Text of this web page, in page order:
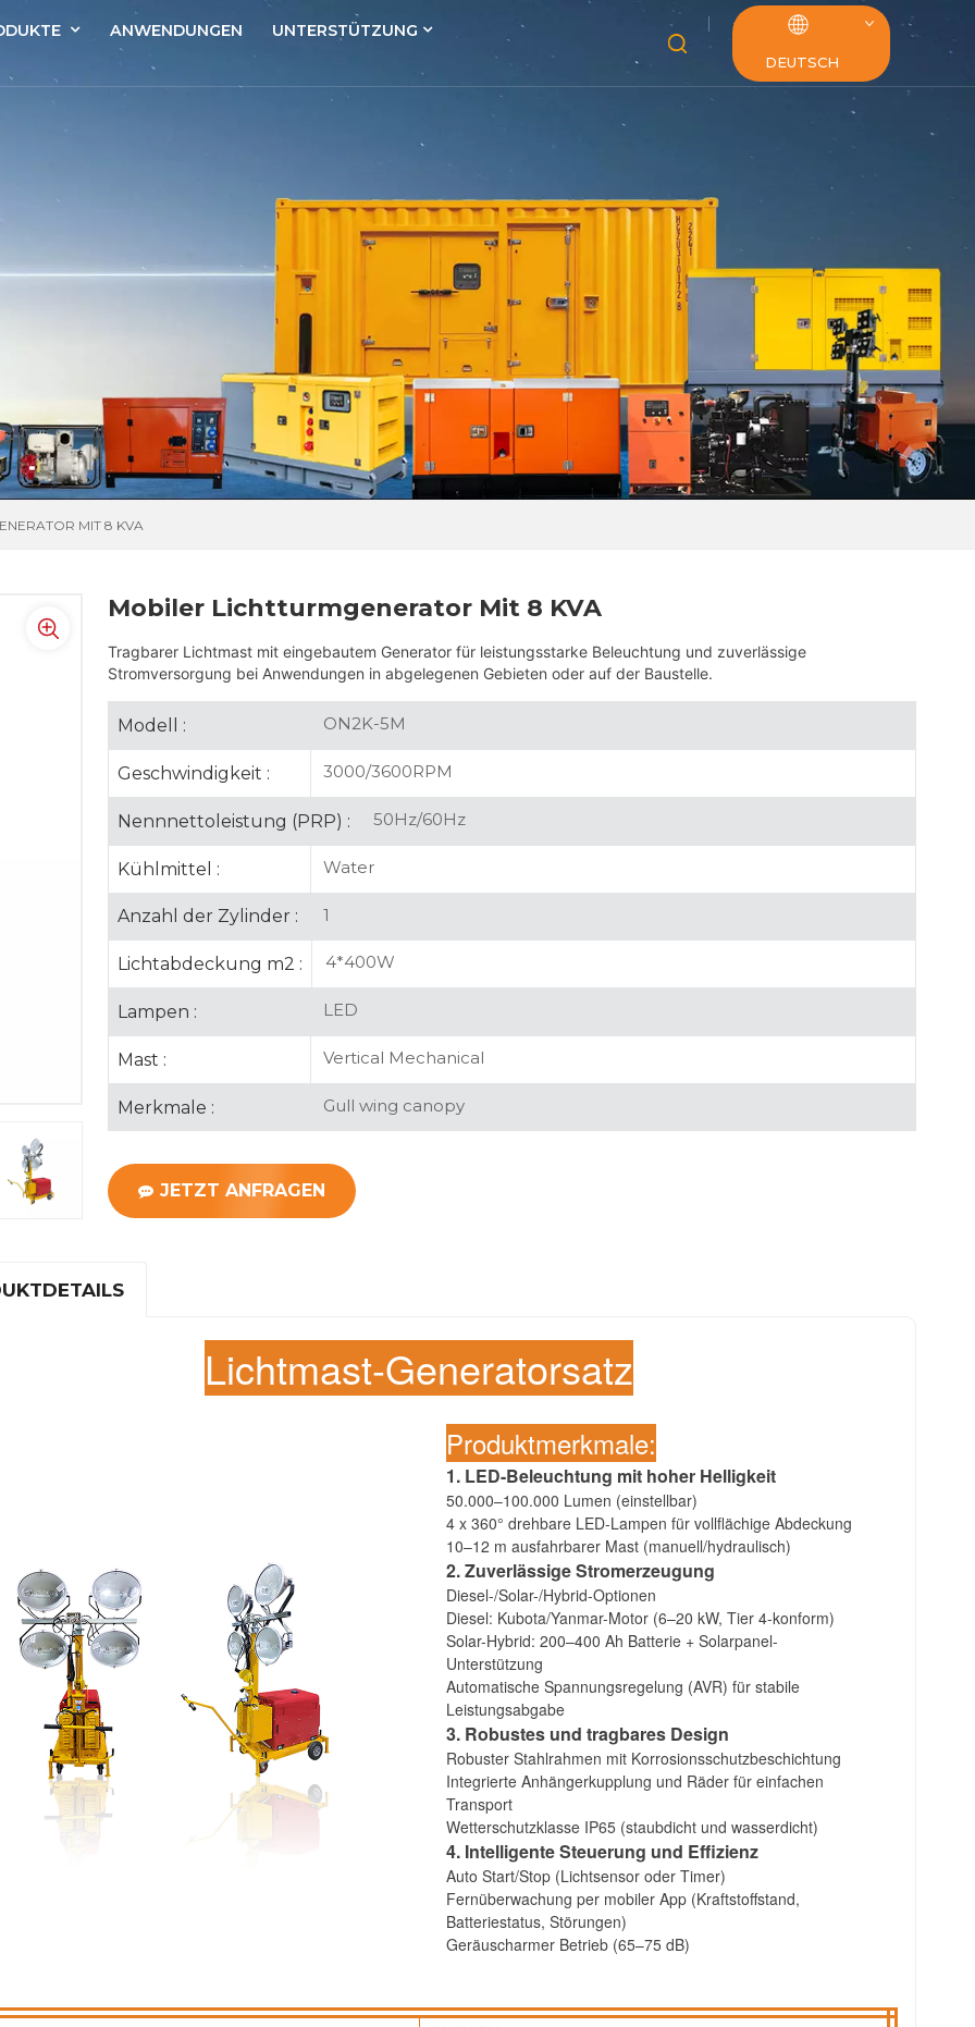
ANWENDUNGEN
UNTERSTÜTZUNG
DEUTSCH
MIT 8 KVA
Mobiler Lichtturmgenerator Mit 8 KVA
Tragbarer Lichtmast mit eingebautem Generator für leistungsstarke Beleuchtung und zuverlässige
Stromversorgung bei Anwendungen in abgelegenen Gebieten oder auf der Baustelle.
Modell : ON2K-5M
Geschwindigkeit : 3000/3600RPM
Nennnettoleistung (PRP) : 50Hz/60Hz
Kühlmittel : Water
Anzahl der Zylinder : 1
Lichtabdeckung m2 : 4*400W
Lampen : LED
Mast : Vertical Mechanical
Merkmale : Gull wing canopy
JETZT ANFRAGEN
Lichtmast-Generatorsatz
Produktmerkmale:
1. LED-Beleuchtung mit hoher Helligkeit
50.000–100.000 Lumen (einstellbar)
4 x 360° drehbare LED-Lampen für vollflächige Abdeckung
10–12 m ausfahrbarer Mast (manuell/hydraulisch)
2. Zuverlässige Stromerzeugung
Diesel-/Solar-/Hybrid-Optionen
Diesel: Kubota/Yanmar-Motor (6–20 kW, Tier 4-konform)
Solar-Hybrid: 200–400 Ah Batterie + Solarpanel-
Unterstützung
Automatische Spannungsregelung (AVR) für stabile
Leistungsabgabe
3. Robustes und tragbares Design
Robuster Stahlrahmen mit Korrosionsschutzbeschichtung
Integrierte Anhängerkupplung und Räder für einfachen
Transport
Wetterschutzklasse IP65 (staubdicht und wasserdicht)
4. Intelligente Steuerung und Effizienz
Auto Start/Stop (Lichtsensor oder Timer)
Fernüberwachung per mobiler App (Kraftstoffstand,
Batteriestatus, Störungen)
Geräuscharmer Betrieb (65–75 dB)